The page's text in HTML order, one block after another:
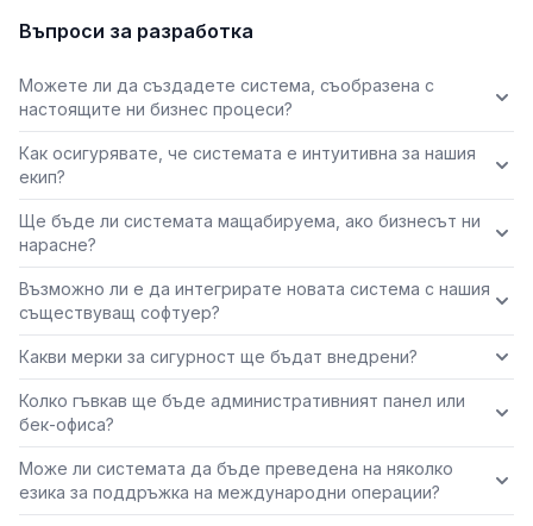
Въпроси за разработка
Можете ли да създадете система, съобразена с
настоящите ни бизнес процеси?
Как осигурявате, че системата е интуитивна за нашия
екип?
Ще бъде ли системата мащабируема, ако бизнесът ни
нарасне?
Възможно ли е да интегрирате новата система с нашия
съществуващ софтуер?
Какви мерки за сигурност ще бъдат внедрени?
Колко гъвкав ще бъде административният панел или
бек-офиса?
Може ли системата да бъде преведена на няколко
езика за поддръжка на международни операции?